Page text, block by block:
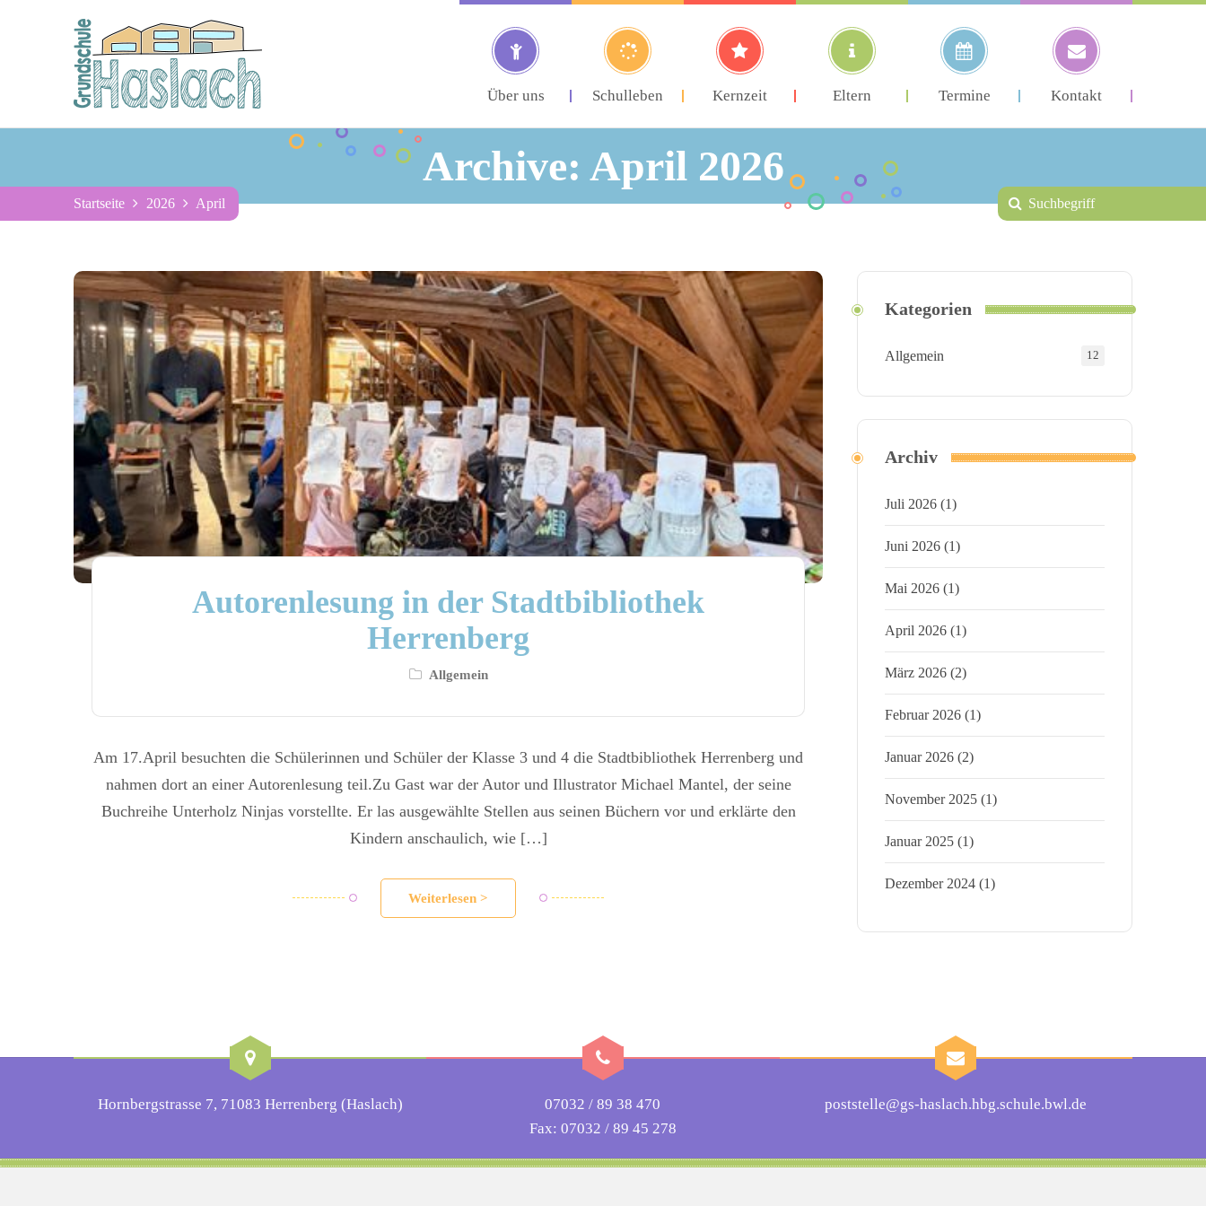
Über uns Schulleben Kernzeit Eltern Termine Kontakt
Archive: April 2026
Startseite 2026 April
Autorenlesung in der Stadtbibliothek
Herrenberg
Allgemein
Am 17.April besuchten die Schülerinnen und Schüler der Klasse 3 und 4 die Stadtbibliothek Herrenberg und
nahmen dort an einer Autorenlesung teil.Zu Gast war der Autor und Illustrator Michael Mantel, der seine
Buchreihe Unterholz Ninjas vorstellte. Er las ausgewählte Stellen aus seinen Büchern vor und erklärte den
Kindern anschaulich, wie […]
Weiterlesen >
Kategorien
Allgemein 12
Archiv
Juli 2026 (1)
Juni 2026 (1)
Mai 2026 (1)
April 2026 (1)
März 2026 (2)
Februar 2026 (1)
Januar 2026 (2)
November 2025 (1)
Januar 2025 (1)
Dezember 2024 (1)
Hornbergstrasse 7, 71083 Herrenberg (Haslach)
07032 / 89 38 470
Fax: 07032 / 89 45 278
poststelle@gs-haslach.hbg.schule.bwl.de